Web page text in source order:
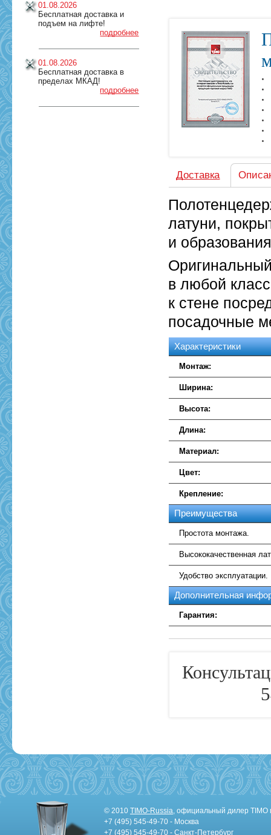
01.08.2026
Бесплатная доставка и
подъем на лифте!
подробнее
01.08.2026
Бесплатная доставка в
пределах МКАД!
подробнее
Доставка
латуни,
и
в любой
к стене
посадочные
Характеристики
Монтаж:
Ширина:
Высота:
Длина:
Материал:
Цвет:
Крепление:
Преимущества
Простота монтажа.
Высококачественная
Удобство эксплуатации.
Дополнительная
Гарантия:
© 2010 TIMO-Russia, официальный дилер TIMO
+7 (495) 545-49-70 - Москва
+7 (495) 545-49-70 - Санкт-Петербург